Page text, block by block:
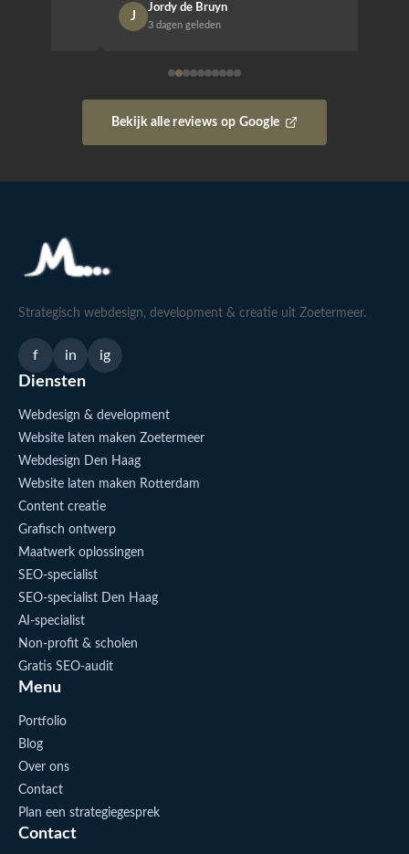
Jordy de Bruyn
3 dagen geleden
Bekijk alle reviews op Google
Strategisch webdesign, development & creatie uit Zoetermeer.
f in ig
Diensten
Webdesign & development
Website laten maken Zoetermeer
Webdesign Den Haag
Website laten maken Rotterdam
Content creatie
Grafisch ontwerp
Maatwerk oplossingen
SEO-specialist
SEO-specialist Den Haag
AI-specialist
Non-profit & scholen
Gratis SEO-audit
Menu
Portfolio
Blog
Over ons
Contact
Plan een strategiegesprek
Contact